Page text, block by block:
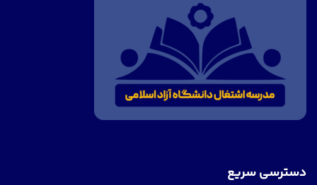
دسترسی سریع